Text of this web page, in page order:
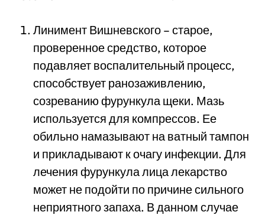
Линимент Вишневского – старое,
проверенное средство, которое
подавляет воспалительный процесс,
способствует ранозаживлению,
созреванию фурункула щеки. Мазь
используется для компрессов. Ее
обильно намазывают на ватный тампон
и прикладывают к очагу инфекции. Для
лечения фурункула лица лекарство
может не подойти по причине сильного
неприятного запаха. В данном случае